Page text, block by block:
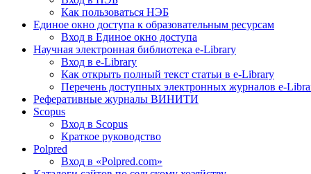
Как пользоваться НЭБ
Единое окно доступа к образовательным ресурсам
Вход в Единое окно доступа
Научная электронная библиотека e-Library
Вход в e-Library
Как открыть полный текст статьи в e-Library
Перечень доступных электронных журналов e-
Реферативные журналы ВИНИТИ
Scopus
Вход в Scopus
Краткое руководство
Polpred
Вход в «Polpred.com»